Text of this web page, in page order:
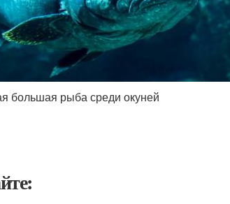
большая рыба среди окуней